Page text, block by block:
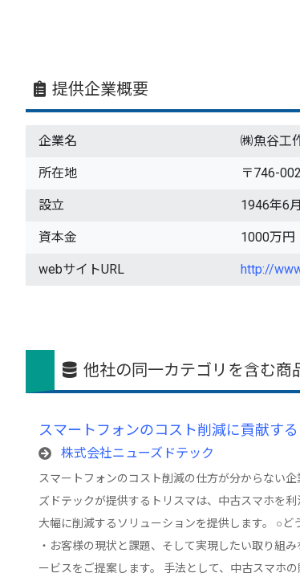
提供企業概要
企業名 ㈱魚谷工
所在地 〒746-
設立 1946年6月
資本金 1000万円
webサイトURL http://
他社の同一カテゴリを含む商
スマートフォンのコスト削減に貢献す
株式会社ニューズドテック
スマートフォンのコスト削減の仕方が分からない
ズドテックが提供するトリスマは、中古スマホを
大幅に削減するソリューションを提供します。 ○ど
・お客様の現状と課題、そして実現したい取り組
ービスをご提案します。 手法として、中古スマホ